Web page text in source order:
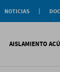
NOTICIAS
AISLAMIENTO